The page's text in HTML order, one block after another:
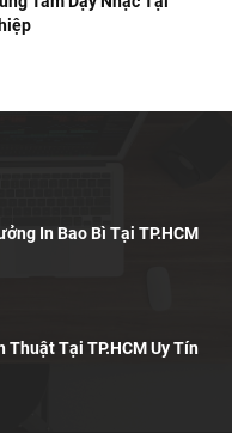
In Bao Bì Tại TP.HCM
Thuật Tại TP.HCM Uy Tín